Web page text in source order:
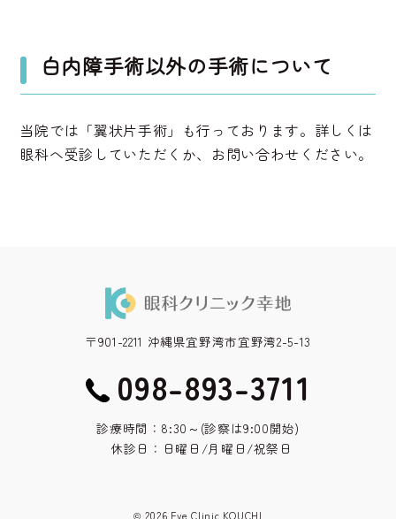
白内障手術以外の手術について
当院では「翼状片手術」も行っております。詳しくは
眼科へ受診していただくか、お問い合わせください。
〒901-2211 沖縄県宜野湾市宜野湾2-5-13
098-893-3711
診療時間：8:30～(診察は9:00開始)
休診日：日曜日/月曜日/祝祭日
© 2026 Eye Clinic KOUCHI